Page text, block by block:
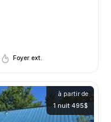
Foyer ext.
à partir de
1 nuit 495$